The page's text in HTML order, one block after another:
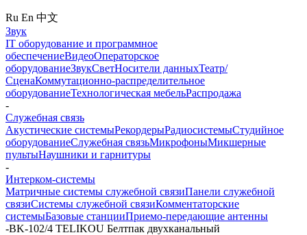
Ru En 中文
Звук
IT оборудование и программное
обеспечениеВидеоОператорское
оборудованиеЗвукСветНосители данныхТеатр/
СценаКоммутационно-распределительное
оборудованиеТехнологическая мебельРаспродажа
-
Служебная связь
Акустические системыРекордерыРадиосистемыСтудийное
оборудованиеСлужебная связьМикрофоныМикшерные
пультыНаушники и гарнитуры
-
Интерком-системы
Матричные системы служебной связиПанели служебной
связиСистемы служебной связиКомментаторские
системыБазовые станцииПриемо-передающие антенны
-BK-102/4 TELIKOU Белтпак двухканальный